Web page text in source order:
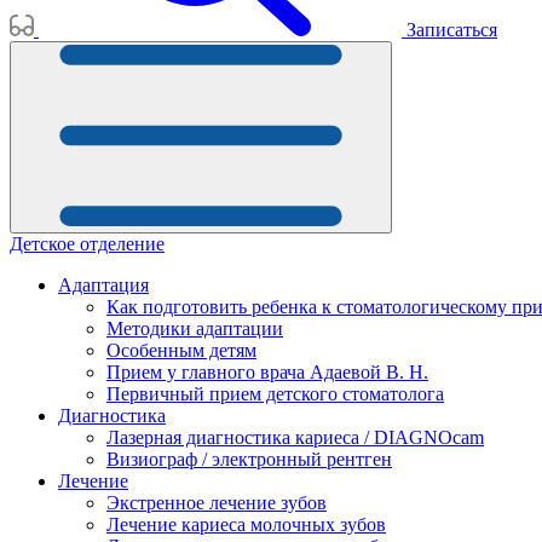
Записаться
Детское отделение
Адаптация
Как подготовить ребенка к стоматологическому
Методики адаптации
Особенным детям
Прием у главного врача Адаевой В. Н.
Первичный прием детского стоматолога
Диагностика
Лазерная диагностика кариеса / DIAGNOcam
Визиограф / электронный рентген
Лечение
Экстренное лечение зубов
Лечение кариеса молочных зубов